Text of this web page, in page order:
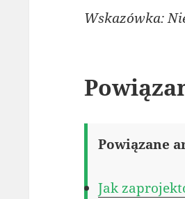
Wskazówka:
Powiązane
Jak